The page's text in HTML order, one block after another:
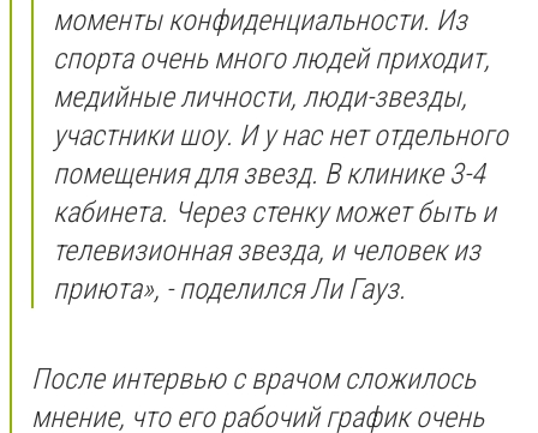
моменты конфиденциальности. Из
спорта очень много людей приходит,
медийные личности, люди-звезды,
участники шоу. И у нас нет отдельного
помещения для звезд. В клинике 3-4
кабинета. Через стенку может быть и
телевизионная звезда, и человек из
приюта», - поделился Ли Гауз.
После интервью с врачом сложилось
мнение, что его рабочий график очень